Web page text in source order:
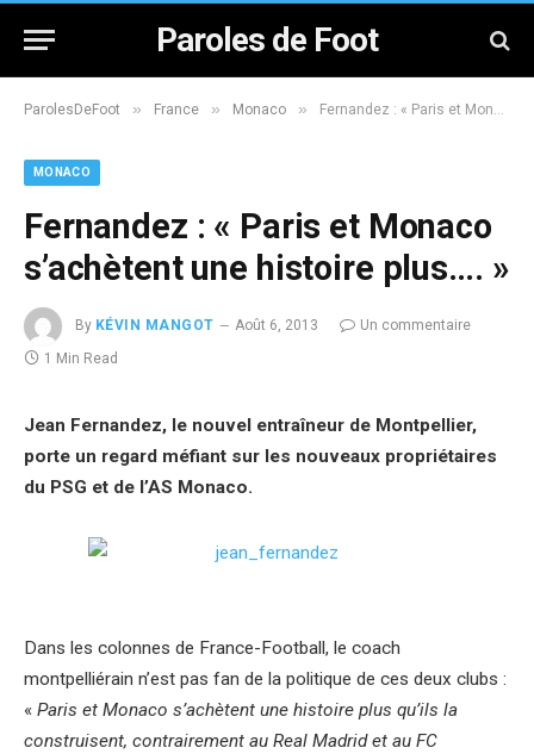
Paroles de Foot
ParolesDeFoot » France » Monaco » Fernandez : « Paris et Monaco s’achètent une histoire plus…. »
MONACO
Fernandez : « Paris et Monaco
s’achètent une histoire plus…. »
By KÉVIN MANGOT Août 6, 2013
Un commentaire
1 Min Read
Jean Fernandez, le nouvel entraîneur de Montpellier,
porte un regard méfiant sur les nouveaux propriétaires
du PSG et de l’AS Monaco.
Dans les colonnes de France-Football, le coach
montpelliérain n’est pas fan de la politique de ces deux clubs :
« Paris et Monaco s’achètent une histoire plus qu’ils la
construisent, contrairement au Real Madrid et au FC